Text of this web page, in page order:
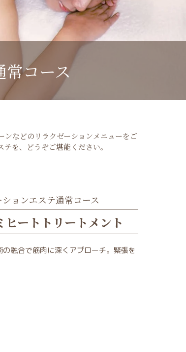
常コース
などのリラクゼーションメニューをご
を、どうぞご堪能ください。
ションエステ通常コース
ヒートトリートメント
融合で筋肉に深くアプローチ。緊張を